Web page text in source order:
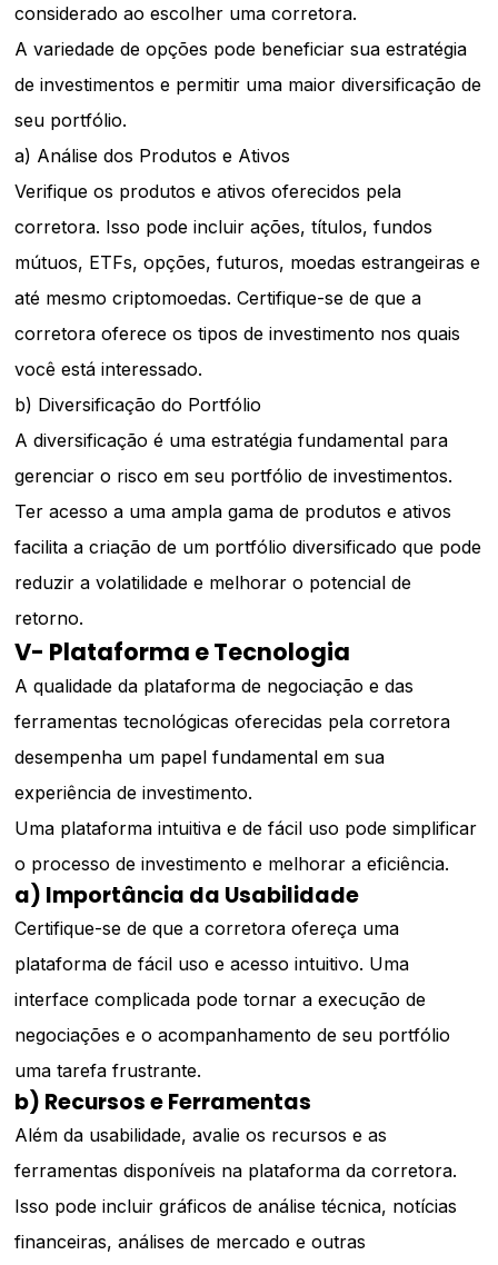
considerado ao escolher uma corretora.
A variedade de opções pode beneficiar sua estratégia
de investimentos e permitir uma maior diversificação de
seu portfólio.
a) Análise dos Produtos e Ativos
Verifique os produtos e ativos oferecidos pela
corretora. Isso pode incluir ações, títulos, fundos
mútuos, ETFs, opções, futuros, moedas estrangeiras e
até mesmo criptomoedas. Certifique-se de que a
corretora oferece os tipos de investimento nos quais
você está interessado.
b) Diversificação do Portfólio
A diversificação é uma estratégia fundamental para
gerenciar o risco em seu portfólio de investimentos.
Ter acesso a uma ampla gama de produtos e ativos
facilita a criação de um portfólio diversificado que pode
reduzir a volatilidade e melhorar o potencial de
retorno.
V- Plataforma e Tecnologia
A qualidade da plataforma de negociação e das
ferramentas tecnológicas oferecidas pela corretora
desempenha um papel fundamental em sua
experiência de investimento.
Uma plataforma intuitiva e de fácil uso pode simplificar
o processo de investimento e melhorar a eficiência.
a) Importância da Usabilidade
Certifique-se de que a corretora ofereça uma
plataforma de fácil uso e acesso intuitivo. Uma
interface complicada pode tornar a execução de
negociações e o acompanhamento de seu portfólio
uma tarefa frustrante.
b) Recursos e Ferramentas
Além da usabilidade, avalie os recursos e as
ferramentas disponíveis na plataforma da corretora.
Isso pode incluir gráficos de análise técnica, notícias
financeiras, análises de mercado e outras